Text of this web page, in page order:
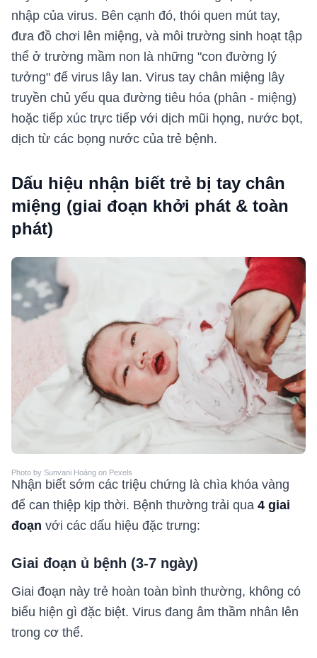
nhập của virus. Bên cạnh đó, thói quen mút tay,
đưa đồ chơi lên miệng, và môi trường sinh hoạt tập
thể ở trường mầm non là những "con đường lý
tưởng" để virus lây lan. Virus tay chân miệng lây
truyền chủ yếu qua đường tiêu hóa (phân - miệng)
hoặc tiếp xúc trực tiếp với dịch mũi họng, nước bọt,
dịch từ các bọng nước của trẻ bệnh.
Dấu hiệu nhận biết trẻ bị tay chân
miệng (giai đoạn khởi phát & toàn
phát)
Photo by Sunvani Hoàng on Pexels
Nhận biết sớm các triệu chứng là chìa khóa vàng
để can thiệp kịp thời. Bệnh thường trải qua 4 giai
đoạn với các dấu hiệu đặc trưng:
Giai đoạn ủ bệnh (3-7 ngày)
Giai đoạn này trẻ hoàn toàn bình thường, không có
biểu hiện gì đặc biệt. Virus đang âm thầm nhân lên
trong cơ thể.